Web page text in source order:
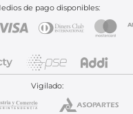
de pago disponibles:
Vigilado: